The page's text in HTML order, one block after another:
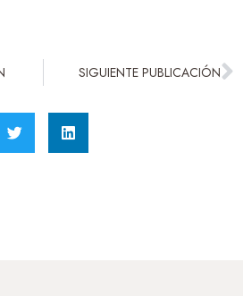
SIGUIENTE PUBLICACIÓN